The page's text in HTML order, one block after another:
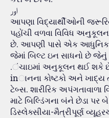
اور
આપણા વિદ્યાર્થીઓની
પહોંચી વળવા વિવિધ
છે. આપણી પાસે એક આધુનિક
જેમાં બિલ્ટ ઇન સાધનો છે
.ંચાઇમાં અનુકૂલન થઈ શકે
inાનના કોષ્ટકો અને ખાદ્ય
ટેબ્સ. શારીરિક અપંગતાવાળા
માટે બિલ્ડિંગના બંને છેડા પર
ડિસ્લેક્સીયા-મૈત્રીપૂર્ણ